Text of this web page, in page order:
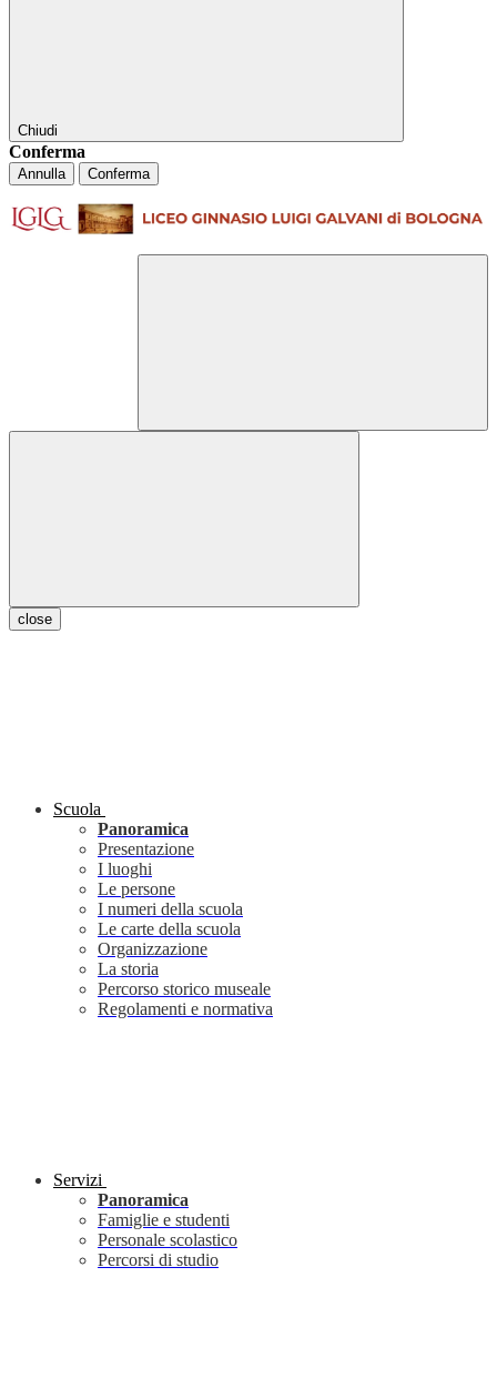
Chiudi
Conferma
Annulla Conferma
close
Scuola
Panoramica
Presentazione
I luoghi
Le persone
I numeri della scuola
Le carte della scuola
Organizzazione
La storia
Percorso storico museale
Regolamenti e normativa
Servizi
Panoramica
Famiglie e studenti
Personale scolastico
Percorsi di studio